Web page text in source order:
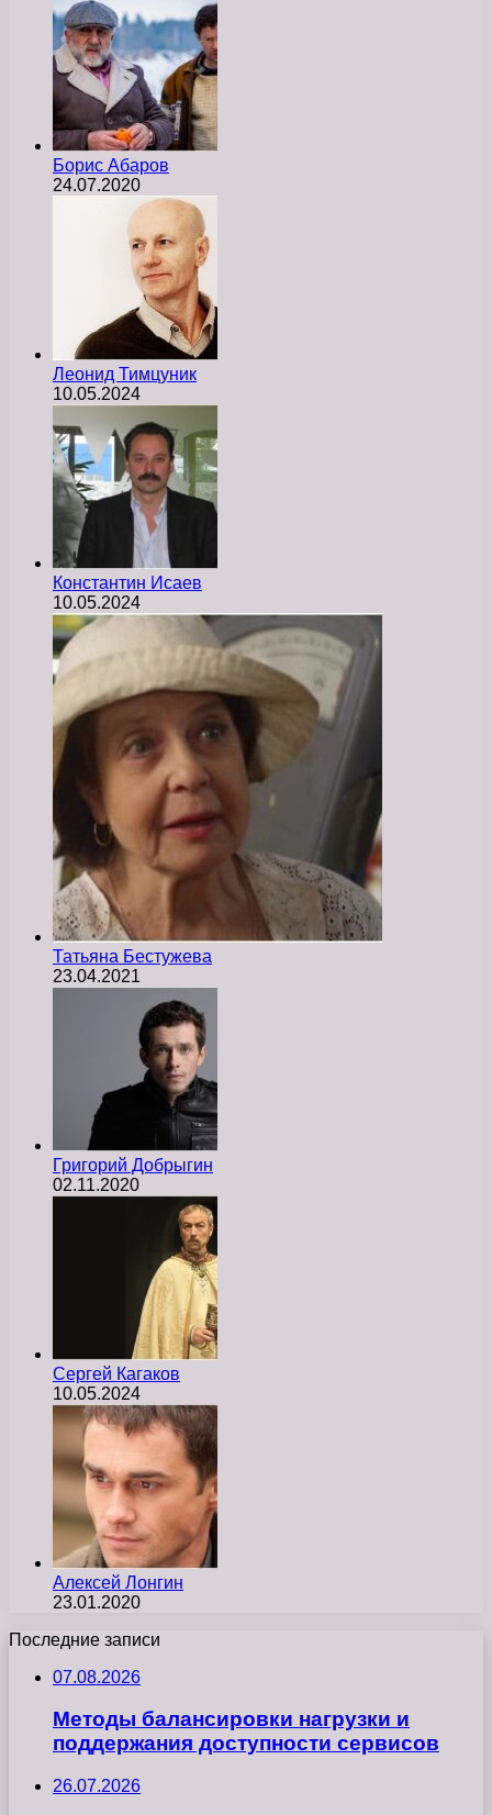
Борис Абаров
24.07.2020
Леонид Тимцуник
10.05.2024
Константин Исаев
10.05.2024
Татьяна Бестужева
23.04.2021
Григорий Добрыгин
02.11.2020
Сергей Кагаков
10.05.2024
Алексей Лонгин
23.01.2020
Последние записи
07.08.2026
Методы балансировки нагрузки и
поддержания доступности сервисов
26.07.2026